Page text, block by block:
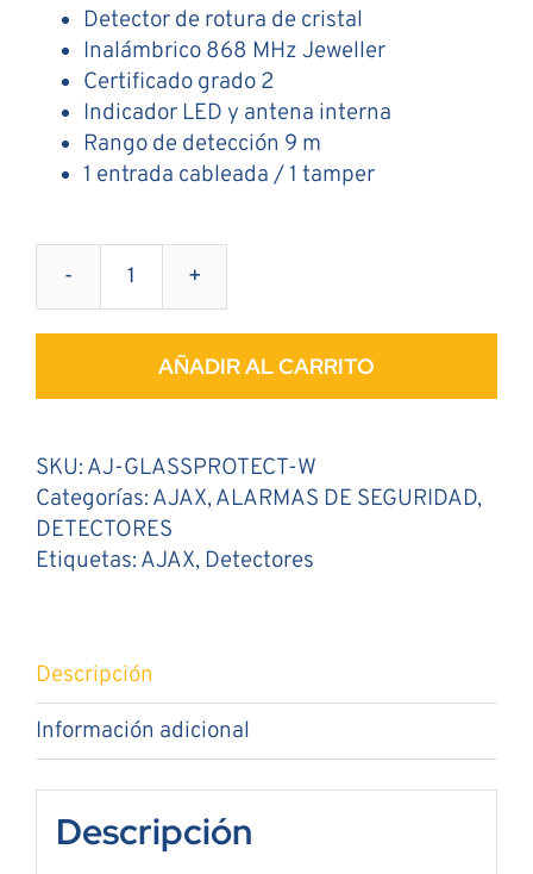
Detector de rotura de cristal
Inalámbrico 868 MHz Jeweller
Certificado grado 2
Indicador LED y antena interna
Rango de detección 9 m
1 entrada cableada / 1 tamper
Detector
Cristal
AÑADIR AL CARRITO
SKU: AJ-GLASSPROTECT-W
Categorías: AJAX,ALARMAS DE SEGURIDAD,
DETECTORES
Etiquetas: AJAX, Detectores
Descripción
Información adicional
Descripción